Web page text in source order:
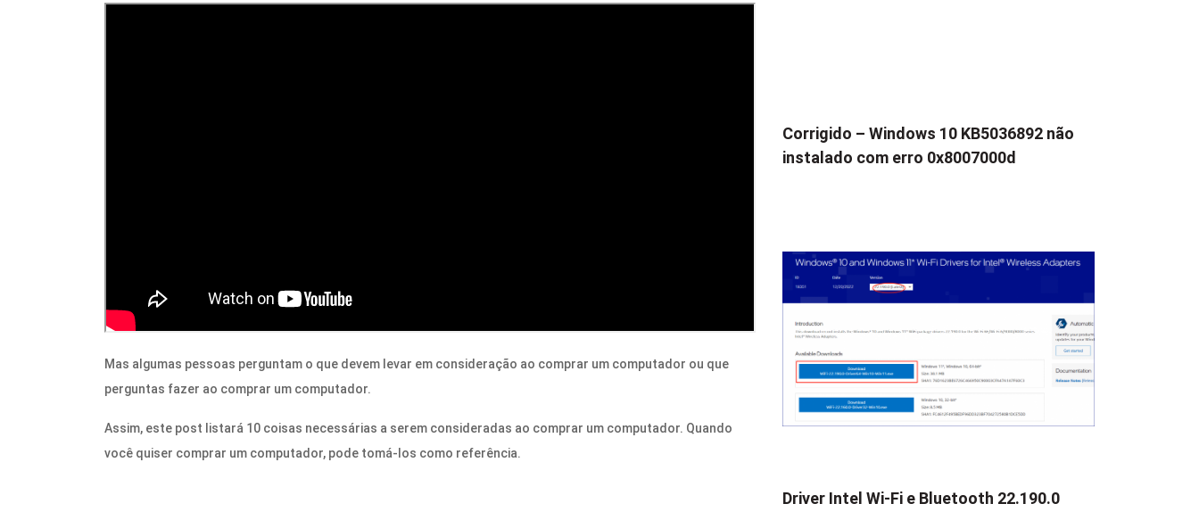
Mas algumas pessoas perguntam o que devem levar em consideração ao comprar um computador ou que
perguntas fazer ao comprar um computador.
Assim, este post listará 10 coisas necessárias a serem consideradas ao comprar um computador. Quando
você quiser comprar um computador, pode tomá-los como referência.
Corrigido – Windows 10 KB5036892 não
instalado com erro 0x8007000d
Driver Intel Wi-Fi e Bluetooth 22.190.0